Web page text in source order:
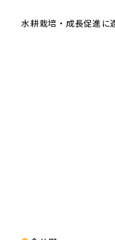
水耕栽培・成長促進